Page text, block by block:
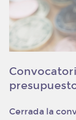
Cerrada la